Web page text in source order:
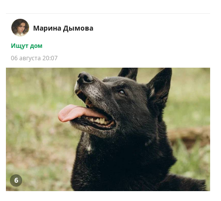
Марина Дымова
Ищут дом
06 августа 20:07
6